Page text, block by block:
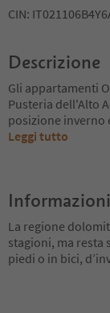
CIN:
Descrizione
Gli appartamenti
Pusteria dell'Alto
posizione inverno
Leggi tutto
La regione
stagioni, ma resta
piedi o in bici,